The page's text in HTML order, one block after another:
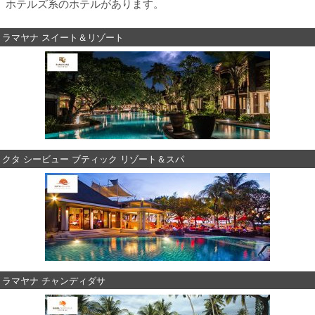
ホテルズ系のホテルがあります。
ラマヤナ スイート＆リゾート
クタ シービュー ブティック リゾート＆スパ
ラマヤナ チャンディダサ